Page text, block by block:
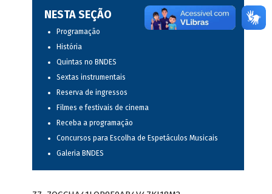
NESTA SEÇÃO
Programação
História
Quintas no BNDES
Sextas instrumentais
Reserva de ingressos
Filmes e festivais de cinema
Receba a programação
Concursos para Escolha de Espetáculos Musicais
Galeria BNDES